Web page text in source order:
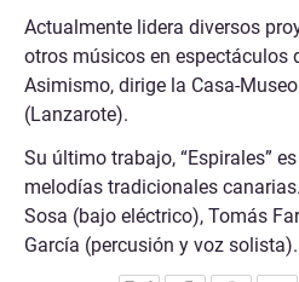
Actualmente lidera diversos
otros músicos en espectáculos
Asimismo, dirige la Casa-
(Lanzarote).
Su último trabajo, “Espirales”
melodías tradicionales
Sosa (bajo eléctrico), Tomás
García (percusión y voz solista).